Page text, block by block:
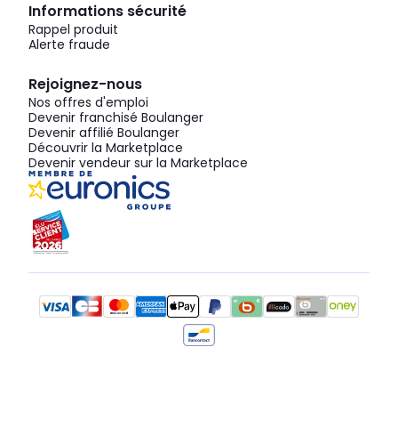
Informations sécurité
Rappel produit
Alerte fraude
Rejoignez-nous
Nos offres d'emploi
Devenir franchisé Boulanger
Devenir affilié Boulanger
Découvrir la Marketplace
Devenir vendeur sur la Marketplace